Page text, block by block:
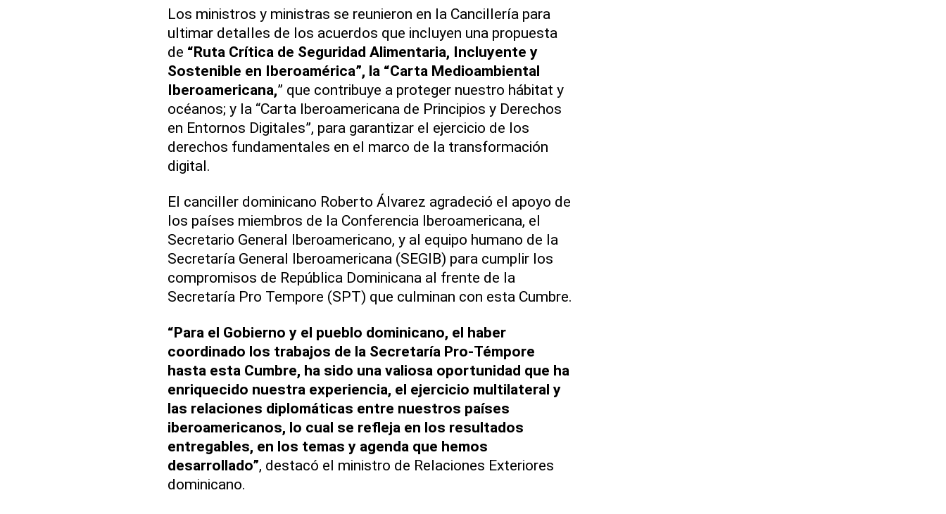
Los ministros y ministras se reunieron en la Cancillería para
ultimar detalles de los acuerdos que incluyen una propuesta
de “Ruta Crítica de Seguridad Alimentaria, Incluyente y
Sostenible en Iberoamérica”, la “Carta Medioambiental
Iberoamericana,” que contribuye a proteger nuestro hábitat y
océanos; y la “Carta Iberoamericana de Principios y Derechos
en Entornos Digitales”, para garantizar el ejercicio de los
derechos fundamentales en el marco de la transformación
digital.
El canciller dominicano Roberto Álvarez agradeció el apoyo de
los países miembros de la Conferencia Iberoamericana, el
Secretario General Iberoamericano, y al equipo humano de la
Secretaría General Iberoamericana (SEGIB) para cumplir los
compromisos de República Dominicana al frente de la
Secretaría Pro Tempore (SPT) que culminan con esta Cumbre.
“Para el Gobierno y el pueblo dominicano, el haber
coordinado los trabajos de la Secretaría Pro-Témpore
hasta esta Cumbre, ha sido una valiosa oportunidad que ha
enriquecido nuestra experiencia, el ejercicio multilateral y
las relaciones diplomáticas entre nuestros países
iberoamericanos, lo cual se refleja en los resultados
entregables, en los temas y agenda que hemos
desarrollado”, destacó el ministro de Relaciones Exteriores
dominicano.